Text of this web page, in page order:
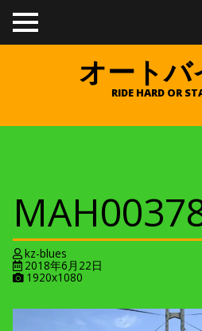
TO
GGL
オートバ
RIDE HARD OR
kz-blues
2018年6月22日
A
a
1920x1080